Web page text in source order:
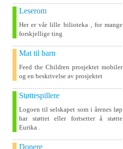
Leserom
Her er vår lille bilioteka , for mange
forskjellige ting
Mat til barn
Feed the Children prosjektet mobiler
og en beskrivelse av prosjektet
Støttespillere
Logoen til selskapet som i årenes løp
har støttet eller fortsetter å støtte
Eurika .
Donere